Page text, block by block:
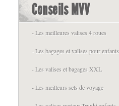
Conseils MVV
- Les meilleures valises 4 roues
- Les bagages et valises pour enfants
- Les valises et bagages XXL
- Les meilleurs sets de voyage